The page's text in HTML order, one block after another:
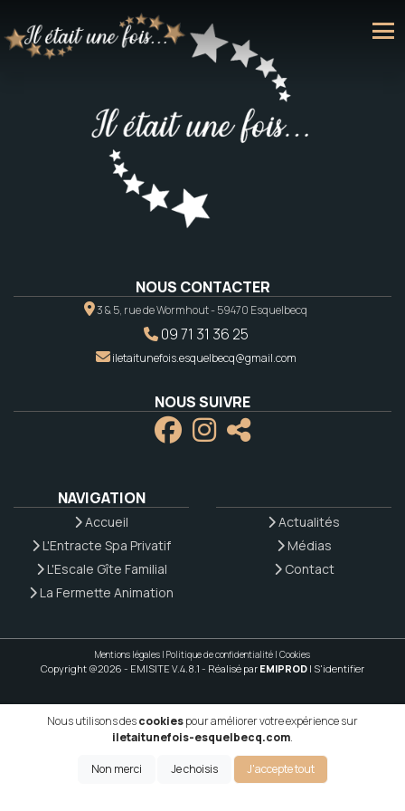
NOUS CONTACTER
3 & 5, rue de Wormhout - 59470 Esquelbecq
09 71 31 36 25
iletaitunefois.esquelbecq@gmail.com
NOUS SUIVRE
NAVIGATION
Accueil
L'Entracte Spa Privatif
L'Escale Gîte Familial
La Fermette Animation
Actualités
Médias
Contact
Mentions légales | Politique de confidentialité | Cookies
Copyright @2026 - EMISITE V.4.8.1 - Réalisé par EMIPROD | S'identifier
Nous utilisons descookiespour améliorer votre expérience sur
iletaitunefois-esquelbecq.com.
Non merci Je choisis J'accepte tout